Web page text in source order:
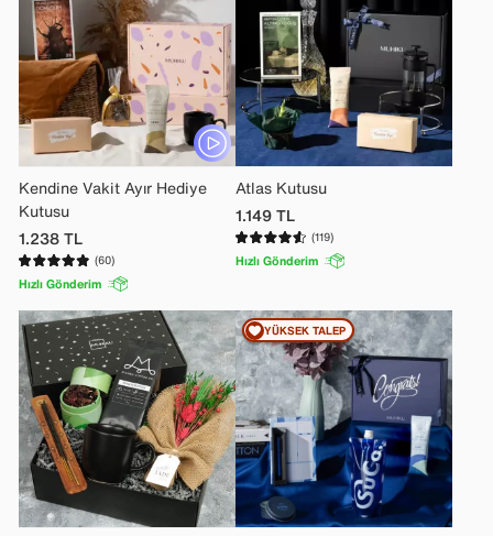
Kendine Vakit Ayır Hediye
Kutusu
1.238TL
(60)
Hızlı Gönderim
Atlas Kutusu
1.149TL
(119)
Hızlı Gönderim
YÜKSEK TALEP